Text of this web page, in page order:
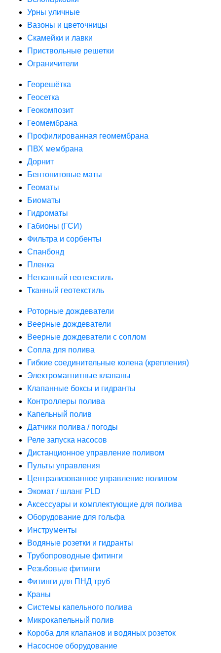
Урны уличные
Вазоны и цветочницы
Скамейки и лавки
Приствольные решетки
Ограничители
Георешётка
Геосетка
Геокомпозит
Геомембрана
Профилированная геомембрана
ПВХ мембрана
Дорнит
Бентонитовые маты
Геоматы
Биоматы
Гидроматы
Габионы (ГСИ)
Фильтра и сорбенты
Спанбонд
Пленка
Нетканный геотекстиль
Тканный геотекстиль
Роторные дождеватели
Веерные дождеватели
Веерные дождеватели с соплом
Сопла для полива
Гибкие соединительные колена (крепления)
Электромагнитные клапаны
Клапанные боксы и гидранты
Контроллеры полива
Капельный полив
Датчики полива / погоды
Реле запуска насосов
Дистанционное управление поливом
Пульты управления
Централизованное управление поливом
Экомат / шланг PLD
Аксессуары и комплектующие для полива
Оборудование для гольфа
Инструменты
Водяные розетки и гидранты
Трубопроводные фитинги
Резьбовые фитинги
Фитинги для ПНД труб
Краны
Системы капельного полива
Микрокапельный полив
Короба для клапанов и водяных розеток
Насосное оборудование